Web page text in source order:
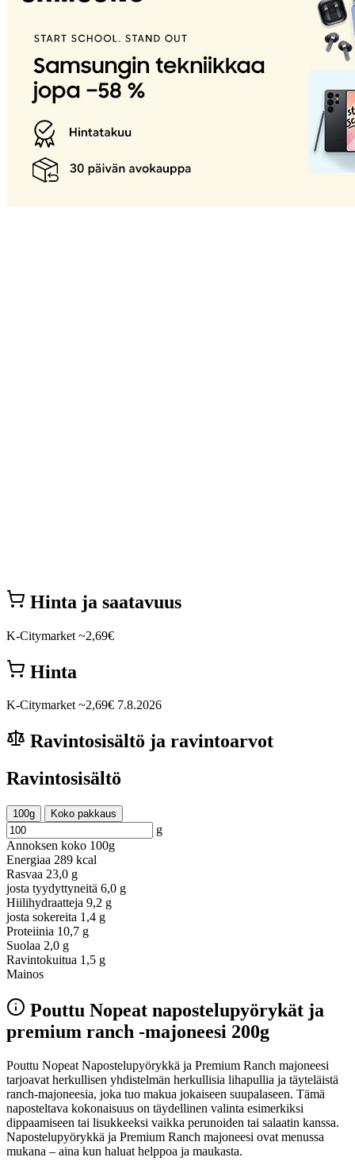
Hinta ja saatavuus
K-Citymarket ~2,69€
Hinta
K-Citymarket ~2,69€ 7.8.2026
Ravintosisältö ja ravintoarvot
Ravintosisältö
100g Koko pakkaus
g
Annoksen koko 100g
Energiaa 289 kcal
Rasvaa 23,0 g
josta tyydyttyneitä 6,0 g
Hiilihydraatteja 9,2 g
josta sokereita 1,4 g
Proteiinia 10,7 g
Suolaa 2,0 g
Ravintokuitua 1,5 g
Mainos
Pouttu Nopeat napostelupyörykät ja
premium ranch -majoneesi 200g
Pouttu Nopeat Napostelupyörykkä ja Premium Ranch majoneesi
tarjoavat herkullisen yhdistelmän herkullisia lihapullia ja täyteläistä
ranch-majoneesia, joka tuo makua jokaiseen suupalaseen. Tämä
naposteltava kokonaisuus on täydellinen valinta esimerkiksi
dippaamiseen tai lisukkeeksi vaikka perunoiden tai salaatin kanssa.
Napostelupyörykkä ja Premium Ranch majoneesi ovat menussa
mukana – aina kun haluat helppoa ja maukasta.